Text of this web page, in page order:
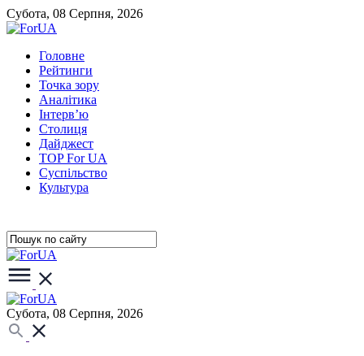
Субота, 08 Серпня, 2026
Головне
Рейтинги
Точка зору
Аналітика
Інтерв’ю
Столиця
Дайджест
TOP For UA
Суспiльство
Культура
Субота, 08 Серпня, 2026